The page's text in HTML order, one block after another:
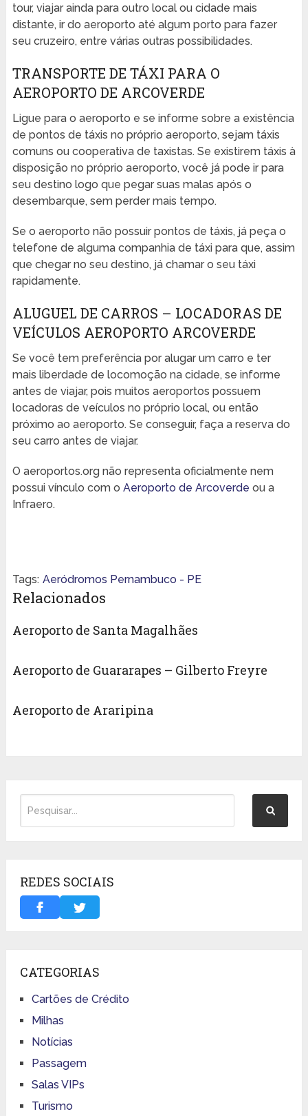
tour, viajar ainda para outro local ou cidade mais
distante, ir do aeroporto até algum porto para fazer
seu cruzeiro, entre várias outras possibilidades.
TRANSPORTE DE TÁXI PARA O
AEROPORTO DE ARCOVERDE
Ligue para o aeroporto e se informe sobre a existência
de pontos de táxis no próprio aeroporto, sejam táxis
comuns ou cooperativa de taxistas. Se existirem táxis à
disposição no próprio aeroporto, você já pode ir para
seu destino logo que pegar suas malas após o
desembarque, sem perder mais tempo.
Se o aeroporto não possuir pontos de táxis, já peça o
telefone de alguma companhia de táxi para que, assim
que chegar no seu destino, já chamar o seu táxi
rapidamente.
ALUGUEL DE CARROS – LOCADORAS DE
VEÍCULOS AEROPORTO ARCOVERDE
Se você tem preferência por alugar um carro e ter
mais liberdade de locomoção na cidade, se informe
antes de viajar, pois muitos aeroportos possuem
locadoras de veículos no próprio local, ou então
próximo ao aeroporto. Se conseguir, faça a reserva do
seu carro antes de viajar.
O aeroportos.org não representa oficialmente nem
possui vínculo com o Aeroporto de Arcoverde ou a
Infraero.
Tags: Aeródromos Pernambuco - PE
Relacionados
Aeroporto de Santa Magalhães
Aeroporto de Guararapes – Gilberto Freyre
Aeroporto de Araripina
REDES SOCIAIS
CATEGORIAS
Cartões de Crédito
Milhas
Notícias
Passagem
Salas VIPs
Turismo